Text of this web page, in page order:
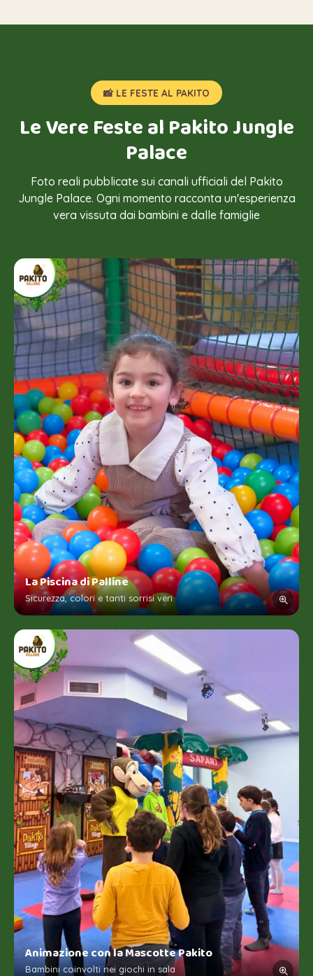
📸 LE FESTE AL PAKITO
Le Vere Feste al Pakito Jungle
Palace
Foto reali pubblicate sui canali ufficiali del Pakito
Jungle Palace. Ogni momento racconta un'esperienza
vera vissuta dai bambini e dalle famiglie
La Piscina di Palline
Sicurezza, colori e tanti sorrisi veri
Animazione con la Mascotte Pakito
Bambini coinvolti nei giochi in sala